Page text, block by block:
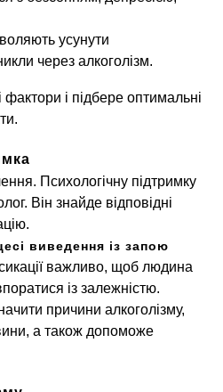
усунути
через алкоголізм.
фактори і підбере оптимальні
Психологічну підтримку
Він знайде відповідні
виведення із запою
важливо, щоб людина
із залежністю.
причини алкоголізму,
а також допоможе